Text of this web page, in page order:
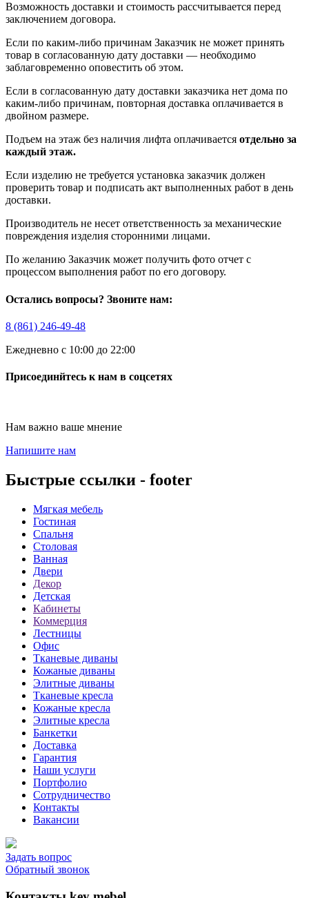
Возможность доставки и стоимость рассчитывается перед
заключением договора.
Если по каким-либо причинам Заказчик не может принять
товар в согласованную дату доставки — необходимо
заблаговременно оповестить об этом.
Если в согласованную дату доставки заказчика нет дома по
каким-либо причинам, повторная доставка оплачивается в
двойном размере.
Подъем на этаж без наличия лифта оплачивается отдельно за
каждый этаж.
Если изделию не требуется установка заказчик должен
проверить товар и подписать акт выполненных работ в день
доставки.
Производитель не несет ответственность за механические
повреждения изделия сторонними лицами.
По желанию Заказчик может получить фото отчет с
процессом выполнения работ по его договору.
Остались вопросы? Звоните нам:
8 (861) 246-49-48
Ежедневно с 10:00 до 22:00
Присоединйтесь к нам в соцсетях
Нам важно ваше мнение
Напишите нам
Быстрые ссылки - footer
Мягкая мебель
Гостиная
Спальня
Столовая
Ванная
Двери
Декор
Детская
Кабинеты
Коммерция
Лестницы
Офис
Тканевые диваны
Кожаные диваны
Элитные диваны
Тканевые кресла
Кожаные кресла
Элитные кресла
Банкетки
Доставка
Гарантия
Наши услуги
Портфолио
Сотрудничество
Контакты
Вакансии
Задать вопрос
Обратный звонок